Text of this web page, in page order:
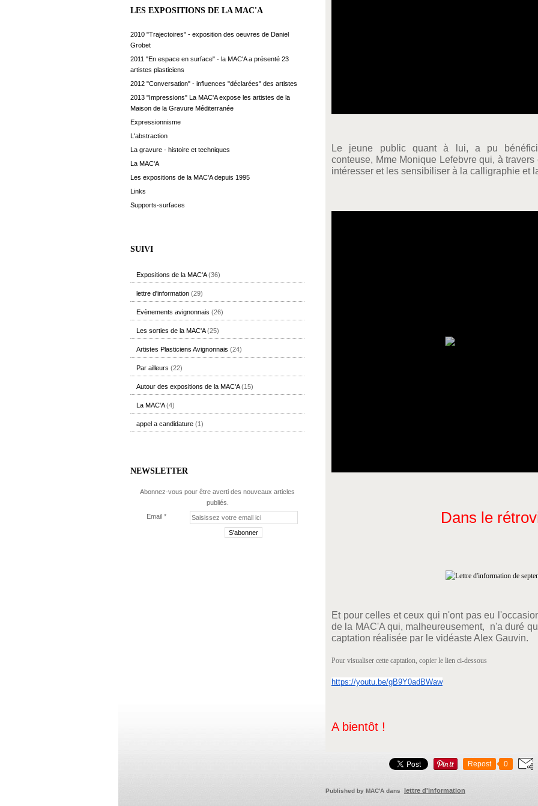
LES EXPOSITIONS DE LA MAC'A
2010 "Trajectoires" - exposition des oeuvres de Daniel
Grobet
2011 "En espace en surface" - la MAC'A a présenté 23
artistes plasticiens
2012 "Conversation" - influences "déclarées" des artistes
2013 "Impressions" La MAC'A expose les artistes de la
Maison de la Gravure Méditerranée
Expressionnisme
L'abstraction
La gravure - histoire et techniques
La MAC'A
Les expositions de la MAC'A depuis 1995
Links
Supports-surfaces
SUIVI
Expositions de la MAC'A(36)
lettre d'information (29)
Evènements avignonnais (26)
Les sorties de la MAC'A(25)
Artistes Plasticiens Avignonnais (24)
Par ailleurs (22)
Autour des expositions de la MAC'A(15)
La MAC'A(4)
appel a candidature (1)
NEWSLETTER
Abonnez-vous pour être averti des nouveaux articles
publiés.
Email
Le jeune public quant à lui, a pu
conteuse, Mme Monique Lefebvre qui, à
intéresser et les sensibiliser à la calligraphie et
Dans le
Et pour celles et ceux qui n'ont pas eu
de la MAC'A qui, malheureusement, n'a duré
captation réalisée par le vidéaste Alex Gauvin.
Pour visualiser cette captation, copier le lien ci-dessous
https://youtu.be/gB9Y0adBWaw
A bientôt !
Repost 0
Published by MAC'A dans lettre d'information